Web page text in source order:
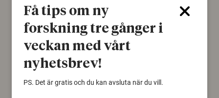
Personer som är mer benägna att tro på
konspirationsteorier är ofta mer mottagliga
för rysk desinformation. Det visar en studie
från Försvarshögskolan med deltagare i fyra
europeiska länder.
Få tips om ny
forskning tre gånger i
veckan med vårt
nyhetsbrev!
PS. Det är gratis och du kan avsluta när du vill.